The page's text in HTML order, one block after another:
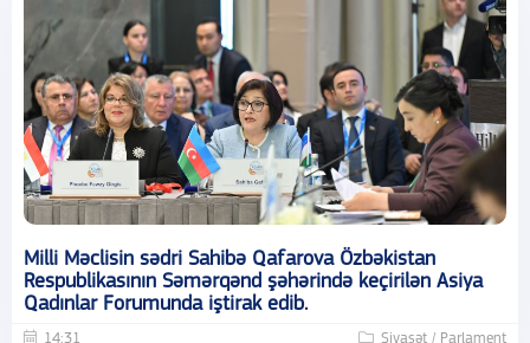
Milli Məclisin sədri Sahibə Qafarova Özbəkistan
Respublikasının Səmərqənd şəhərində keçirilən Asiya
Qadınlar Forumunda iştirak edib.
14:31 Siyasət / Parlament